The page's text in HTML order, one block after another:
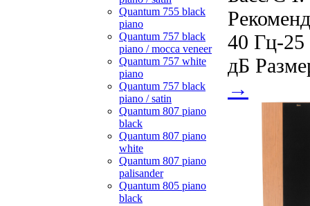
Quantum 755 black
piano
Quantum 757 black
piano / mocca veneer
Quantum 757 white
piano
Quantum 757 black
piano / satin
Quantum 807 piano
black
Quantum 807 piano
white
Quantum 807 piano
palisander
Quantum 805 piano
black
40 Гц-25
дБ
→